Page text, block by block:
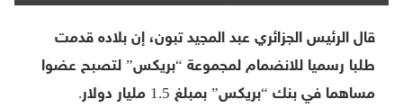
قال الرئيس الجزائري عبد المجيد تبون، إن بلاده قدمت
طلبا رسميا للانضمام لمجموعة “بريكس” لتصبح عضوا
مساهما في بنك “بريكس” بمبلغ 1.5 مليار دولار.